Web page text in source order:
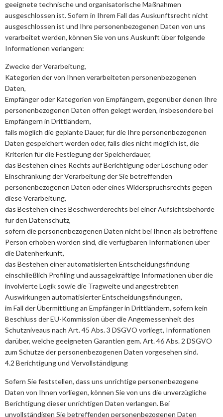
geeignete technische und organisatorische Maßnahmen
ausgeschlossen ist. Sofern in Ihrem Fall das Auskunftsrecht nicht
ausgeschlossen ist und Ihre personenbezogenen Daten von uns
verarbeitet werden, können Sie von uns Auskunft über folgende
Informationen verlangen:
Zwecke der Verarbeitung,
Kategorien der von Ihnen verarbeiteten personenbezogenen
Daten,
Empfänger oder Kategorien von Empfängern, gegenüber denen Ihre
personenbezogenen Daten offen gelegt werden, insbesondere bei
Empfängern in Drittländern,
falls möglich die geplante Dauer, für die Ihre personenbezogenen
Daten gespeichert werden oder, falls dies nicht möglich ist, die
Kriterien für die Festlegung der Speicherdauer,
das Bestehen eines Rechts auf Berichtigung oder Löschung oder
Einschränkung der Verarbeitung der Sie betreffenden
personenbezogenen Daten oder eines Widerspruchsrechts gegen
diese Verarbeitung,
das Bestehen eines Beschwerderechts bei einer Aufsichtsbehörde
für den Datenschutz,
sofern die personenbezogenen Daten nicht bei Ihnen als betroffene
Person erhoben worden sind, die verfügbaren Informationen über
die Datenherkunft,
das Bestehen einer automatisierten Entscheidungsfindung
einschließlich Profiling und aussagekräftige Informationen über die
involvierte Logik sowie die Tragweite und angestrebten
Auswirkungen automatisierter Entscheidungsfindungen,
im Fall der Übermittlung an Empfänger in Drittländern, sofern kein
Beschluss der EU-Kommission über die Angemessenheit des
Schutzniveaus nach Art. 45 Abs. 3 DSGVO vorliegt, Informationen
darüber, welche geeigneten Garantien gem. Art. 46 Abs. 2 DSGVO
zum Schutze der personenbezogenen Daten vorgesehen sind.
4.2 Berichtigung und Vervollständigung
Sofern Sie feststellen, dass uns unrichtige personenbezogene
Daten von Ihnen vorliegen, können Sie von uns die unverzügliche
Berichtigung dieser unrichtigen Daten verlangen. Bei
unvollständigen Sie betreffenden personenbezogenen Daten